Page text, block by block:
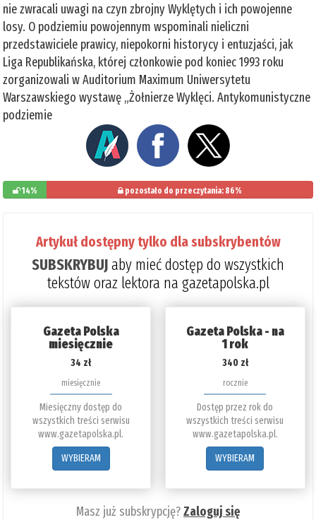
nie zwracali uwagi na czyn zbrojny Wyklętych i ich powojenne
losy. O podziemiu powojennym wspominali nieliczni
przedstawiciele prawicy, niepokorni historycy i entuzjaści, jak
Liga Republikańska, której członkowie pod koniec 1993 roku
zorganizowali w Auditorium Maximum Uniwersytetu
Warszawskiego wystawę „Żołnierze Wyklęci. Antykomunistyczne
podziemie
14% pozostało do przeczytania: 86%
Artykuł dostępny tylko dla subskrybentów
SUBSKRYBUJaby mieć dostęp do wszystkich
tekstów oraz lektora na gazetapolska.pl
Gazeta Polska
miesięcznie
34 zł
miesięcznie
Miesięczny dostęp do
wszystkich treści serwisu
www.gazetapolska.pl.
WYBIERAM
Gazeta Polska - na
1 rok
340 zł
rocznie
Dostęp przez rok do
wszystkich treści serwisu
www.gazetapolska.pl.
WYBIERAM
Masz już subskrypcję?Zaloguj się